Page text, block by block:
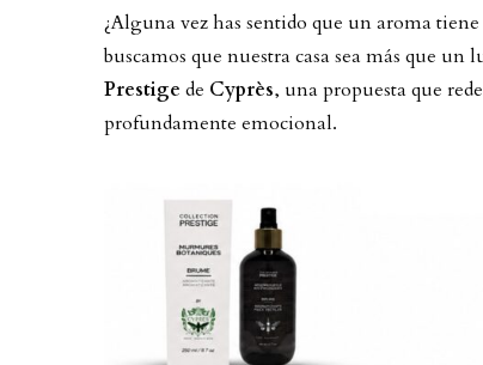
¿Alguna vez has sentido que un aroma
buscamos que nuestra casa sea más que
Prestige de Cyprès, una propuesta que
profundamente emocional.